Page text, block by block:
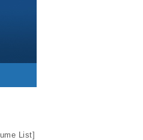
List]